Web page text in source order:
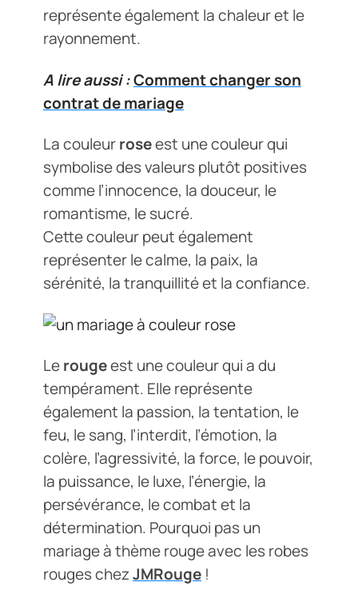
représente également la chaleur et le
rayonnement.
A lire aussi :Comment changer son
contrat de mariage
La couleurroseest une couleur qui
symbolise des valeurs plutôt positives
comme l’innocence, la douceur, le
romantisme, le sucré.
Cette couleur peut également
représenter le calme, la paix, la
sérénité, la tranquillité et la confiance.
Lerougeest une couleur qui a du
tempérament. Elle représente
également la passion, la tentation, le
feu, le sang, l’interdit, l’émotion, la
colère, l’agressivité, la force, le pouvoir,
la puissance, le luxe, l’énergie, la
persévérance, le combat et la
détermination. Pourquoi pas un
mariage à thème rouge avec les robes
rouges chezJMRouge !